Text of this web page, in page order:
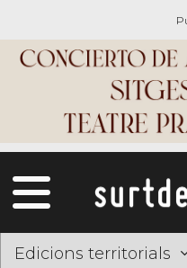
Edicions territorials